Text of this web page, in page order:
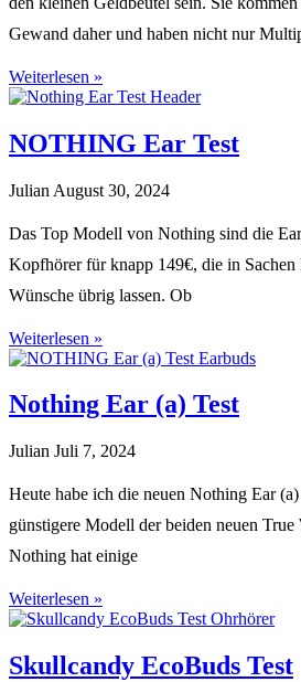
Gewand daher und haben nicht nur
Weiterlesen »
NOTHING Ear Test
Julian August 30, 2024
Das Top Modell von Nothing sind die
Kopfhörer für knapp 149€, die in
Wünsche übrig lassen. Ob
Weiterlesen »
Nothing Ear (a) Test
Julian Juli 7, 2024
Heute habe ich die neuen Nothing Ear
günstigere Modell der beiden neuen
Nothing hat einige
Weiterlesen »
Skullcandy EcoBuds Test